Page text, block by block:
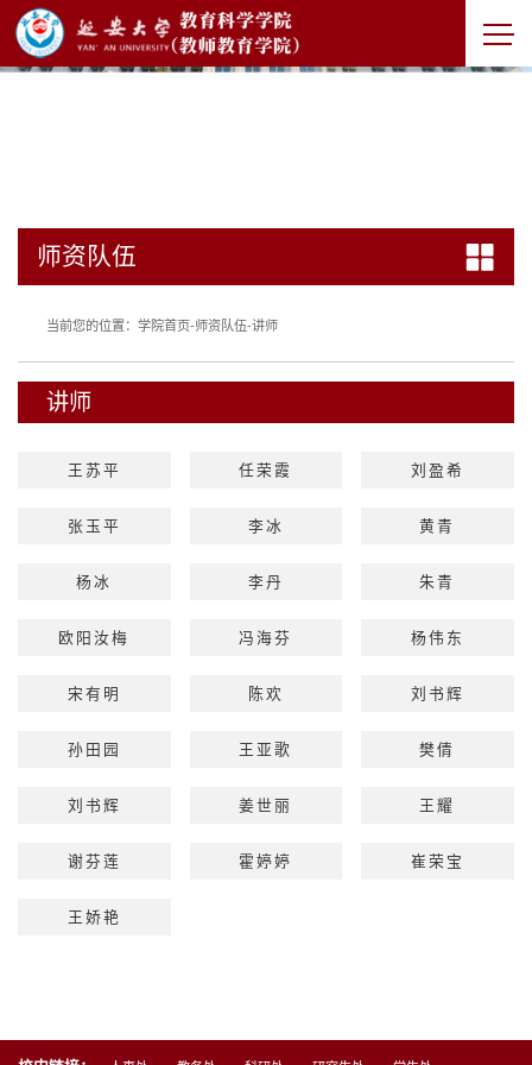
师资队伍
当前您的位置： 学院首页-师资队伍-讲师
讲师
王苏平 任荣霞 刘盈希
张玉平 李冰 黄青
杨冰 李丹 朱青
欧阳汝梅 冯海芬 杨伟东
宋有明 陈欢 刘书辉
孙田园 王亚歌 樊倩
刘书辉 姜世丽 王耀
谢芬莲 霍婷婷 崔荣宝
王娇艳